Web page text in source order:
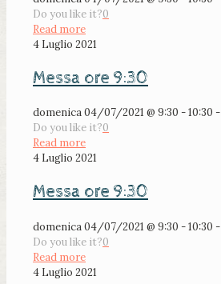
Do you like it?0
Read more
4 Luglio 2021
Messa ore 9:30
domenica 04/07/2021 @ 9:30 - 10:30 -
Do you like it?0
Read more
4 Luglio 2021
Messa ore 9:30
domenica 04/07/2021 @ 9:30 - 10:30 -
Do you like it?0
Read more
4 Luglio 2021